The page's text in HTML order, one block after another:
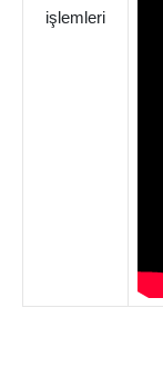
işlemleri